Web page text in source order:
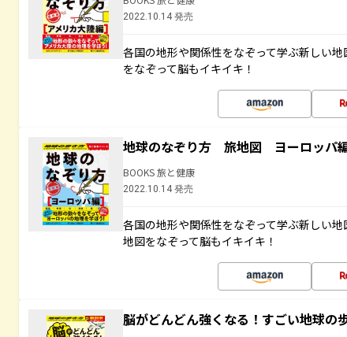
2022.10.14 発売
各国の地形や関係性をなぞって学ぶ新しい
をなぞって脳もイキイキ！
地球のなぞり方 旅地図 ヨーロッパ
BOOKS 旅と健康
2022.10.14 発売
各国の地形や関係性をなぞって学ぶ新しい
地図をなぞって脳もイキイキ！
脳がどんどん強くなる！すごい地球の